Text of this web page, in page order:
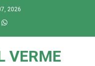
2026
VERME